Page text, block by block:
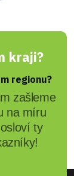
kraji?
regionu?
zašleme
na míru
ty